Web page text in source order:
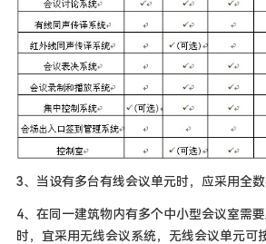
3、当设有多台有线会议单元时，应采用全数
4、在同一建筑物内有多个中小型会议室需
时，宜采用无线会议系统，无线会议单元可